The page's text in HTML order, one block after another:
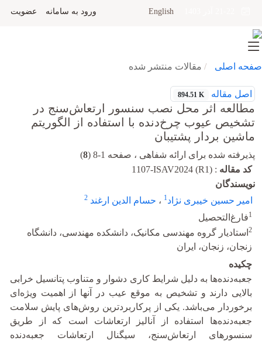
English ورود به سامانه عضویت
صفحه اصلی مقالات منتشر شده
اصل مقاله 894.51 K
مطالعه اثر محل نصب سنسور ارتعاش‌سنج در
تشخیص عیوب چرخ‌دنده با استفاده از الگوریتم
ماشین بردار پشتیبان
پذیرفته شده برای ارائه شفاهی ، صفحه 1-8 ( 8
)
کد مقاله :
1107-ISAV2024 (R1)
نویسندگان
امیر حسین خیبری نژاد1 ، حسام الدین ارغند 2
1فارغ‌التحصیل
2 استادیار گروه مهندسی مکانیک، دانشکده مهندسی، دانشگاه
زنجان، زنجان، ایران
چکیده
جعبه‌دنده‌ها به دلیل شرایط کاری دشوار و متناوب پتانسیل خرابی
بالایی دارند و تشخیص به موقع عیب در آنها از اهمیت ویژه‌ای
برخوردار می‌باشد. یکی از پرکاربردترین روش‌های پایش سلامت
جعبه‌دنده‌ها استفاده از آنالیز ارتعاشات است که از طریق
سنسور‌های ارتعاش‌سنج، سیگنال ارتعاشات جعبه‌دنده